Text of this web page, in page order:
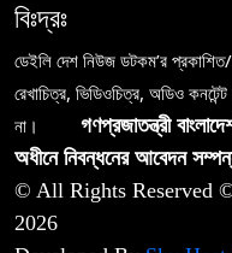
বিঃদ্রঃ
ডেইলি দেশ নিউজ ডটকম’র
রেখাচিত্র, ভিডিওচিত্র, অডিও
না।
গণপ্রজাতন্ত্রী
অধীনে নিবন্ধনের আবেদন
© All Rights Reserved
2026